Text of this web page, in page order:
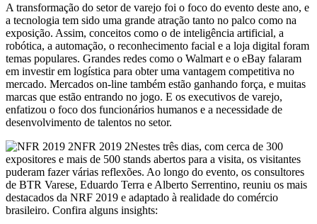
A transformação do setor de varejo foi o foco do evento deste ano, e
a tecnologia tem sido uma grande atração tanto no palco como na
exposição. Assim, conceitos como o de inteligência artificial, a
robótica, a automação, o reconhecimento facial e a loja digital foram
temas populares. Grandes redes como o Walmart e o eBay falaram
em investir em logística para obter uma vantagem competitiva no
mercado. Mercados on-line também estão ganhando força, e muitas
marcas que estão entrando no jogo. E os executivos de varejo,
enfatizou o foco dos funcionários humanos e a necessidade de
desenvolvimento de talentos no setor.
NFR 2019 2Nestes três dias, com cerca de 300
expositores e mais de 500 stands abertos para a visita, os visitantes
puderam fazer várias reflexões. Ao longo do evento, os consultores
de BTR Varese, Eduardo Terra e Alberto Serrentino, reuniu os mais
destacados da NRF 2019 e adaptado à realidade do comércio
brasileiro. Confira alguns insights: